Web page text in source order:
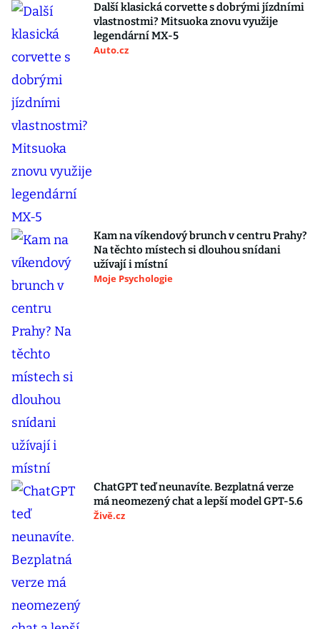
Další klasická corvette s dobrými jízdními
vlastnostmi? Mitsuoka znovu využije
legendární MX-5
Auto.cz
Kam na víkendový brunch v centru Prahy?
Na těchto místech si dlouhou snídani
užívají i místní
Moje Psychologie
ChatGPT teď neunavíte. Bezplatná verze
má neomezený chat a lepší model GPT-5.6
Živě.cz